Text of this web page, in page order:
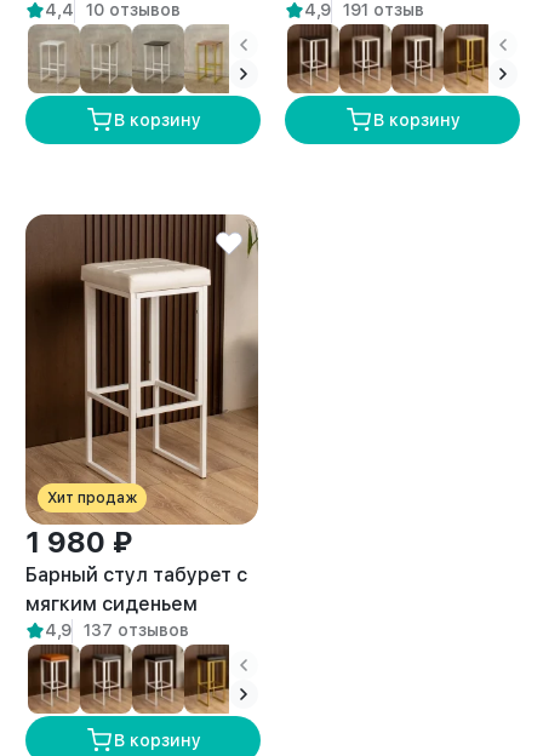
4,4 10 отзывов
В корзину
4,9 191 отзыв
В корзину
Хит продаж
1 980 ₽
Барный стул табурет с
мягким сиденьем
Гарда белый/белый
4,9 137 отзывов
В корзину